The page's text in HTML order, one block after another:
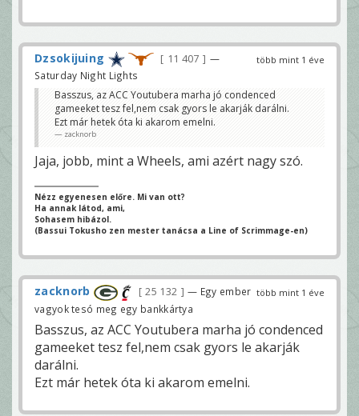
több mint 1 éve
Dzsokijuing 11 407
—
Saturday Night Lights
Basszus, az ACC Youtubera marha jó condenced
gameeket tesz fel,nem csak gyors le akarják darálni.
Ezt már hetek óta ki akarom emelni.
zacknorb
Jaja, jobb, mint a Wheels, ami azért nagy szó.
Nézz egyenesen előre. Mi van ott?
Ha annak látod, ami,
Sohasem hibázol.
(Bassui Tokusho zen mester tanácsa a Line of Scrimmage-en)
több mint 1 éve
zacknorb 25 132
— Egy ember
vagyok tesó meg egy bankkártya
Basszus, az ACC Youtubera marha jó condenced
gameeket tesz fel,nem csak gyors le akarják
darálni.
Ezt már hetek óta ki akarom emelni.